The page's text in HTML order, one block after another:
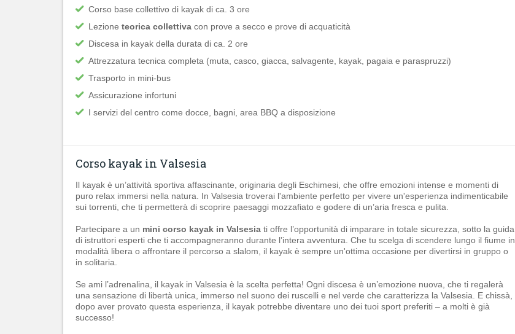
Corso base collettivo di kayak di ca. 3 ore
Lezione teorica collettiva con prove a secco e prove di acquaticità
Discesa in kayak della durata di ca. 2 ore
Attrezzatura tecnica completa (muta, casco, giacca, salvagente, kayak, pagaia e paraspruzzi)
Trasporto in mini-bus
Assicurazione infortuni
I servizi del centro come docce, bagni, area BBQ a disposizione
Corso kayak in Valsesia
Il kayak è un’attività sportiva affascinante, originaria degli Eschimesi, che offre emozioni intense e momenti di
puro relax immersi nella natura. In Valsesia troverai l'ambiente perfetto per vivere un'esperienza indimenticabile
sui torrenti, che ti permetterà di scoprire paesaggi mozzafiato e godere di un’aria fresca e pulita.
Partecipare a un mini corso kayak in Valsesia ti offre l’opportunità di imparare in totale sicurezza, sotto la guida
di istruttori esperti che ti accompagneranno durante l’intera avventura. Che tu scelga di scendere lungo il fiume in
modalità libera o affrontare il percorso a slalom, il kayak è sempre un'ottima occasione per divertirsi in gruppo o
in solitaria.
Se ami l’adrenalina, il kayak in Valsesia è la scelta perfetta! Ogni discesa è un’emozione nuova, che ti regalerà
una sensazione di libertà unica, immerso nel suono dei ruscelli e nel verde che caratterizza la Valsesia. E chissà,
dopo aver provato questa esperienza, il kayak potrebbe diventare uno dei tuoi sport preferiti – a molti è già
successo!